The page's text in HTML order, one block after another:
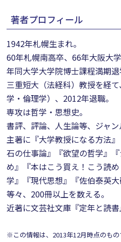
著者プロフィール
1942年札幌生まれ。
60年札幌南高卒、66年大阪大
年同大学大学院博士課程満期退
三重短大（法経科）教授を経
学・倫理学）、2012年退職。
専攻は哲学・思想史。
書評、評論、人生論等、ジャン
主著に『大学教授になる方法
石の仕事論』『欲望の哲学』
め』『本はこう買え！こう読
学』『現代思想』『佐伯泰英
等々、200冊以上を数える。
近著に文芸社文庫『定年と読
※この情報は、2013年12月時点のもの